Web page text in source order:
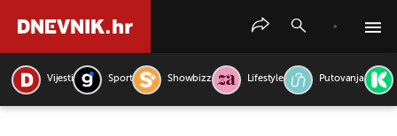
Vijesti Sport Showbizz Lifestyle Putovanja
PRETRAŽITE VIJESTI